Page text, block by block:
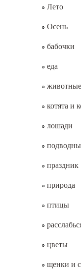
Лето
Осень
бабочки
еда
животные
котята и
лошади
праздник
природа
птицы
цветы
щенки и